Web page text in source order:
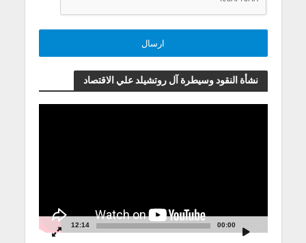
نشأة النقود وسيطرة آل روتشيلد علي الاقتصاد
00:00
12:14